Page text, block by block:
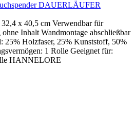
DAUERLÄUFER
x 40,5 cm Verwendbar für
Inhalt Wandmontage abschließbar
25% Holzfaser, 25% Kunststoff, 50%
1 Rolle Geeignet für:
HANNELORE